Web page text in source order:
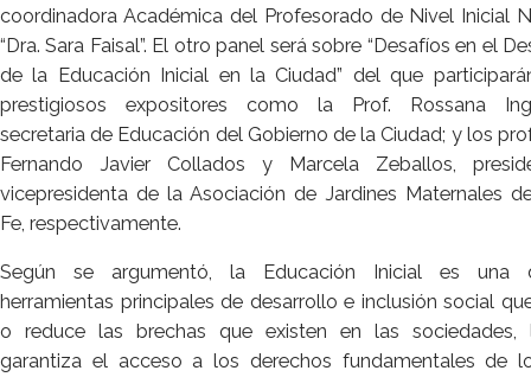
coordinadora Académica del Profesorado de Nivel Inicial
“Dra. Sara Faisal”. El otro panel será sobre “Desafíos en el
de la Educación Inicial en la Ciudad” del que
prestigiosos expositores como la Prof. Rossana
secretaria de Educación del Gobierno de la Ciudad; y los
Fernando Javier Collados y Marcela Zeballos,
vicepresidenta de la Asociación de Jardines Maternales
Fe, respectivamente.
Según se argumentó, la Educación Inicial es una
herramientas principales de desarrollo e inclusión social
o reduce las brechas que existen en las sociedades,
garantiza el acceso a los derechos fundamentales de